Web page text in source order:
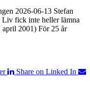
2026-06-13 Stefan
Liv fick inte heller lämna
2001) För 25 år
Share on Linked In